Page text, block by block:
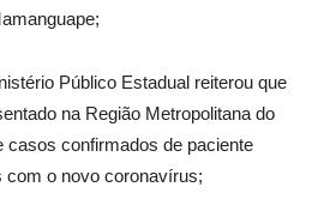
Público Estadual reiterou que
na Região Metropolitana do
casos confirmados de paciente
com o novo coronavírus;